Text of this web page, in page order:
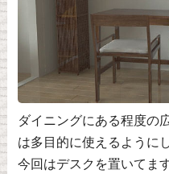
ダイニングにある程度の
は多目的に使えるように
今回はデスクを置いてま